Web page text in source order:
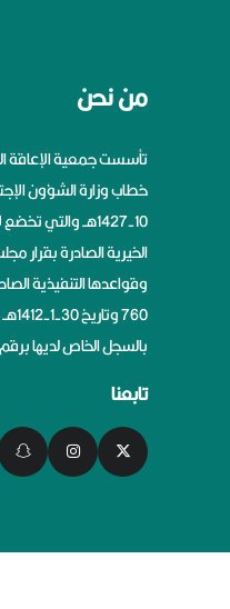
من نحن
تأسست جمعية الإعاقة
10-1427هــ
وقواعدها التنفيذية
بالسجل الخاص لديها برقم 367 بتاريخ 18-7-1428هــ.
تابعنا